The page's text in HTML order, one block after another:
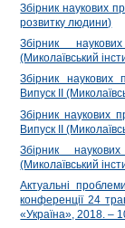
Збірник наукових
розвитку людини)
Збірник
(Миколаївський
Збірник
Випуск ІІ
Збірник наукових
Випуск ІІ
Збірник
(Миколаївський
Актуальні
конференції 24
«Україна», 2018. –